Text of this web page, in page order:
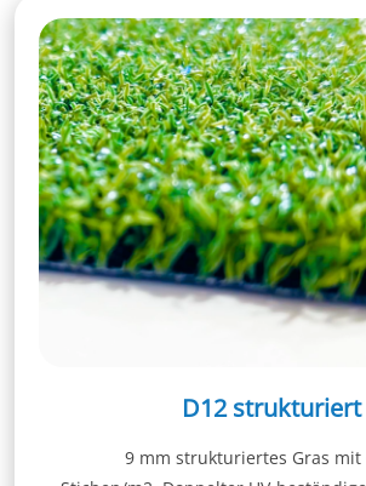
D12 strukturiert
9 mm strukturiertes Gras mit